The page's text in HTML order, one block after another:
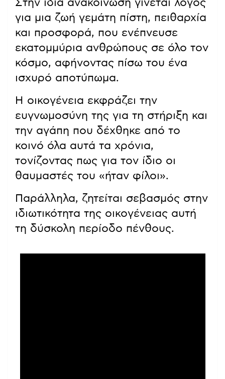
Στην ίδια ανακοίνωση γίνεται λόγος
για μια ζωή γεμάτη πίστη, πειθαρχία
και προσφορά, που ενέπνευσε
εκατομμύρια ανθρώπους σε όλο τον
κόσμο, αφήνοντας πίσω του ένα
ισχυρό αποτύπωμα.
Η οικογένεια εκφράζει την
ευγνωμοσύνη της για τη στήριξη και
την αγάπη που δέχθηκε από το
κοινό όλα αυτά τα χρόνια,
τονίζοντας πως για τον ίδιο οι
θαυμαστές του «ήταν φίλοι».
Παράλληλα, ζητείται σεβασμός στην
ιδιωτικότητα της οικογένειας αυτή
τη δύσκολη περίοδο πένθους.